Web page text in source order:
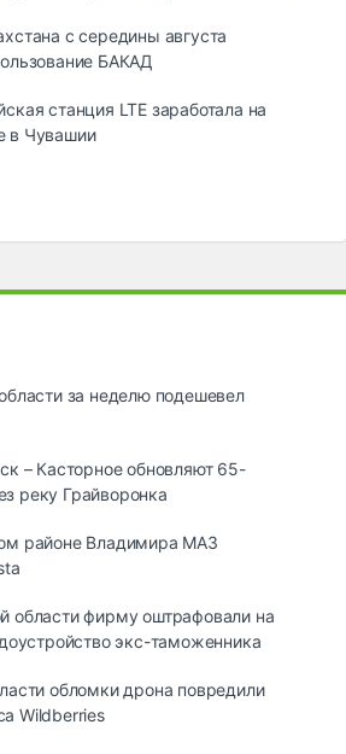
с середины августа
БАКАД
станция LTE заработала на
в Чувашии
за неделю подешевел
– Касторное обновляют 65-
реку Грайворонка
районе Владимира МАЗ
области фирму оштрафовали на
экс-таможенника
обломки дрона повредили
Wildberries